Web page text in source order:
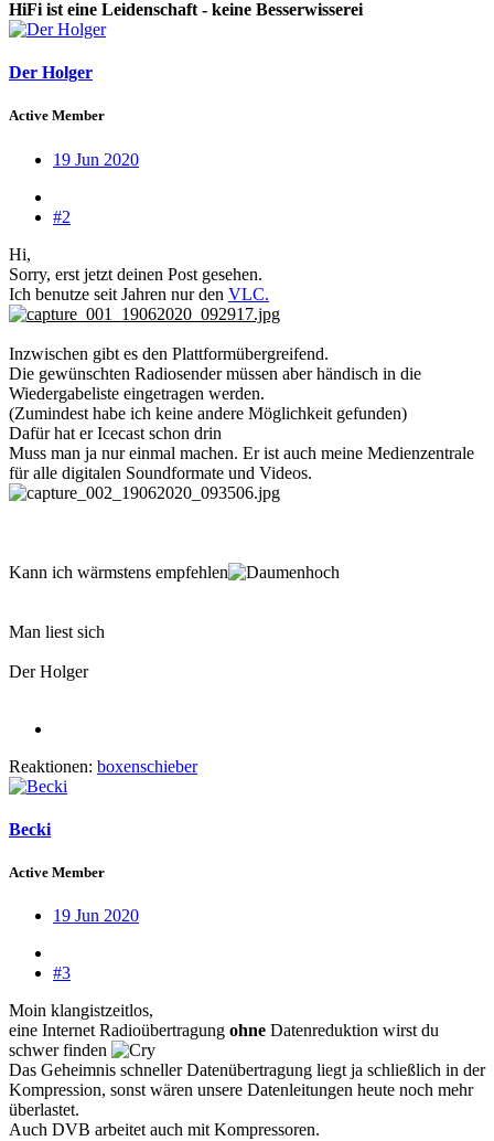
HiFi ist eine Leidenschaft - keine Besserwisserei
Der Holger
Active Member
19 Jun 2020
#2
Hi,
Sorry, erst jetzt deinen Post gesehen.
Ich benutze seit Jahren nur den VLC.
Inzwischen gibt es den Plattformübergreifend.
Die gewünschten Radiosender müssen aber händisch in die
Wiedergabeliste eingetragen werden.
(Zumindest habe ich keine andere Möglichkeit gefunden)
Dafür hat er Icecast schon drin
Muss man ja nur einmal machen. Er ist auch meine Medienzentrale
für alle digitalen Soundformate und Videos.
Kann ich wärmstens empfehlen
Man liest sich
Der Holger
Reaktionen: boxenschieber
Becki
Active Member
19 Jun 2020
#3
Moin klangistzeitlos,
eine Internet Radioübertragung ohne Datenreduktion wirst du
schwer finden
Das Geheimnis schneller Datenübertragung liegt ja schließlich in der
Kompression, sonst wären unsere Datenleitungen heute noch mehr
überlastet.
Auch DVB arbeitet auch mit Kompressoren.